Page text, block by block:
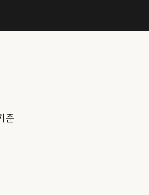
준